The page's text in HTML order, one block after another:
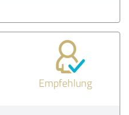
Empfehlung